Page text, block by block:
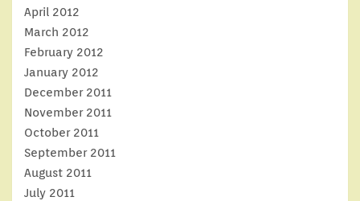
April 2012
March 2012
February 2012
January 2012
December 2011
November 2011
October 2011
September 2011
August 2011
July 2011